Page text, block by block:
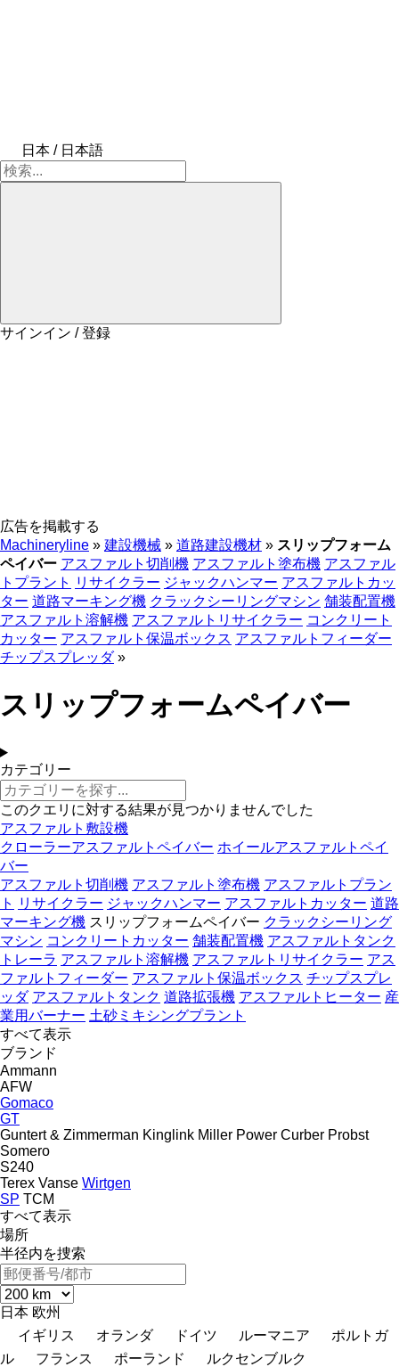
日本 / 日本語
サインイン / 登録
広告を掲載する
Machineryline » 建設機械 » 道路建設機材 » スリップフォーム
ペイバー アスファルト切削機 アスファルト塗布機 アスファル
トプラント
リサイクラー ジャックハンマー アスファルトカッ
ター 道路マーキング機 クラックシーリングマシン 舗装配置機
アスファルト溶解機 アスファルトリサイクラー コンクリート
カッター アスファルト保温ボックス アスファルトフィーダー
チップスプレッダ »
スリップフォームペイバー
カテゴリー
このクエリに対する結果が見つかりませんでした
アスファルト敷設機
クローラーアスファルトペイバー ホイールアスファルトペイ
バー
アスファルト切削機 アスファルト塗布機 アスファルトプラン
ト
リサイクラー ジャックハンマー アスファルトカッター 道路
マーキング機 スリップフォームペイバー クラックシーリング
マシン コンクリートカッター 舗装配置機 アスファルトタンク
トレーラ アスファルト溶解機 アスファルトリサイクラー アス
ファルトフィーダー アスファルト保温ボックス チップスプレ
ッダ アスファルトタンク 道路拡張機 アスファルトヒーター 産
業用バーナー 土砂ミキシングプラント
すべて表示
ブランド
Ammann
AFW
Gomaco
GT
Guntert & Zimmerman Kinglink Miller Power Curber Probst
Somero
S240
Terex Vanse Wirtgen
SP TCM
すべて表示
場所
半径内を捜索
日本 欧州
イギリス
オランダ ドイツ ルーマニア
ポルトガ
ル
フランス ポーランド
ルクセンブルク